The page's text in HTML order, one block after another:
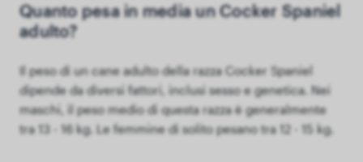
Quanto pesa in media un Cocker Spaniel
adulto?
Il peso di un cane adulto della razza Cocker Spaniel
dipende da diversi fattori, inclusi sesso e genetica. Nei
maschi, il peso medio di questa razza è generalmente
tra 13 - 16 kg. Le femmine di solito pesano tra 12 - 15 kg.